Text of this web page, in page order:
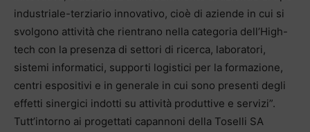
industriale-terziario innovativo, cioè di aziende in cui si
svolgono attività che rientrano nella categoria dell’High-
tech con la presenza di settori di ricerca, laboratori,
sistemi informatici, supporti logistici per la formazione,
centri espositivi e in generale in cui sono presenti degli
effetti sinergici indotti su attività produttive e servizi”.
Tutt’intorno ai progettati capannoni della Toselli SA